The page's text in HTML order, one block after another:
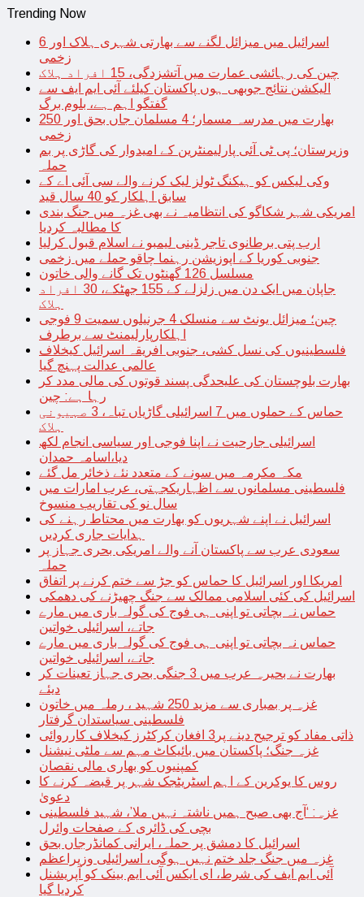
Trending Now
اسرائیل میں میزائل لگنے سے بھارتی شہری ہلاک اور 6
زخمی
چین کی رہائشی عمارت میں آتشزدگی، 15 افراد ہلاک
الیکشن نتائج جوبھی ہوں پاکستان کیلئے آئی ایم ایف سے
گفتگو اہم ہے، بلوم برگ
بھارت میں مدرسہ مسمار؛ 4 مسلمان جاں بحق اور 250
زخمی
وزیرستان؛ پی ٹی آئی پارلیمنٹرین کے امیدوار کی گاڑی پر بم
حملہ
وکی لیکس کو ہیکنگ ٹولز لیک کرنے والے سی آئی اے کے
سابق اہلکار کو 40 سال قید
امریکی شہر شکاگو کی انتظامیہ نے بھی غزہ میں جنگ بندی
کا مطالبہ کردیا
ارب پتی برطانوی تاجر ڈینی لیمبو نے اسلام قبول کرلیا
جنوبی کوریا کے اپوزیشن رہنما چاقو حملے میں زخمی
مسلسل 126 گھنٹوں تک گانے والی خاتون
جاپان میں ایک دن میں زلزلے کے 155 جھٹکے، 30 افراد
ہلاک
چین؛ میزائل یونٹ سے منسلک 4 جرنیلوں سمیت 9 فوجی
اہلکارپارلیمنٹ سے برطرف
فلسطینیوں کی نسل کشی، جنوبی افریقہ اسرائیل کیخلاف
عالمی عدالت پہنچ گیا
بھارت بلوچستان کی علیحدگی پسند قوتوں کی مالی مدد کر
رہا ہے: چین
حماس کے حملوں میں 7 اسرائیلی گاڑیاں تباہ، 3 صہیونی
ہلاک
اسرائیلی جارحیت نے اپنا فوجی اور سیاسی انجام لکھ
دیا،اسامہ حمدان
مکہ مکرمہ میں سونے کے متعدد نئے ذخائر مل گئے
فلسطینی مسلمانوں سے اظہاریکجہتی، عرب امارات میں
سال نو کی تقاریب منسوخ
اسرائیل نے اپنے شہریوں کو بھارت میں محتاط رہنے کی
ہدایات جاری کردیں
سعودی عرب سے پاکستان آنے والے امریکی بحری جہاز پر
حملہ
امریکا اور اسرائیل کا حماس کو جڑ سے ختم کرنے پر اتفاق
اسرائیل کی کئی اسلامی ممالک سے جنگ چھیڑنے کی دھمکی
حماس نہ بچاتی تو اپنی ہی فوج کی گولہ باری میں مارے
جاتے، اسرائیلی خواتین
حماس نہ بچاتی تو اپنی ہی فوج کی گولہ باری میں مارے
جاتے، اسرائیلی خواتین
بھارت نے بحیرہ عرب میں 3 جنگی بحری جہاز تعینات کر
دیئے
غزہ پر بمباری سے مزید 250 شہید ، رملہ میں خاتون
فلسطینی سیاستدان گرفتار
ذاتی مفاد کو ترجیح دینے پر3 افغان کرکٹرز کیخلاف کارروائی
غزہ جنگ؛ پاکستان میں بائیکاٹ مہم سے ملٹی نیشنل
کمپنیوں کو بھاری مالی نقصان
روس کا یوکرین کے اہم اسٹریٹجک شہر پر قبضہ کرنے کا
دعویٰ
غزہ: ‘آج بھی صبح ہمیں ناشتہ نہیں ملا’، شہید فلسطینی
بچی کی ڈائری کے صفحات وائرل
اسرائیل کا دمشق پر حملہ، ایرانی کمانڈرجاں بحق
غزہ میں جنگ جلد ختم نہیں ہوگی، اسرائیلی وزیراعظم
آئی ایم ایف کی شرط، ای ایکس آئی ایم بینک کو آپریشنل
کردیا گیا